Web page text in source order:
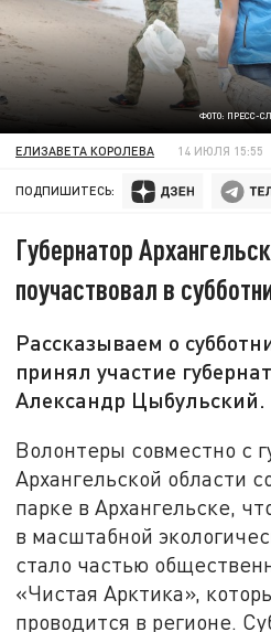
ФОТО: ПРЕСС-
ЕЛИЗАВЕТА КОРОЛЕВА 14 ИЮЛЯ 15:55
ПОДПИШИТЕСЬ:
Губернатор
поучаствовал в
Рассказываем о
принял участие
Александр Цыбульский.
Волонтеры совместно с
Архангельской области
парке в Архангельске,
в масштабной
стало частью
«Чистая Арктика»,
проводится в регионе.